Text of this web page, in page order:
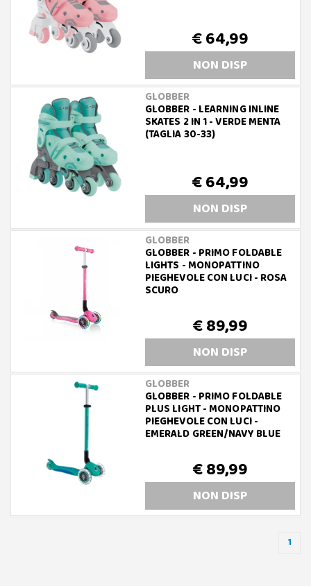
€ 64,99
NON DISP
GLOBBER
GLOBBER - LEARNING INLINE
SKATES 2 IN 1 - VERDE MENTA
(TAGLIA 30-33)
€ 64,99
NON DISP
GLOBBER
GLOBBER - PRIMO FOLDABLE
LIGHTS - MONOPATTINO
PIEGHEVOLE CON LUCI - ROSA
SCURO
€ 89,99
NON DISP
GLOBBER
GLOBBER - PRIMO FOLDABLE
PLUS LIGHT - MONOPATTINO
PIEGHEVOLE CON LUCI -
EMERALD GREEN/NAVY BLUE
€ 89,99
NON DISP
1